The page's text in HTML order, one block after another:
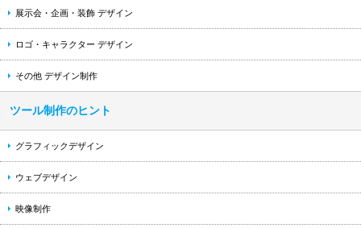
展示会・企画・装飾 デザイン
ロゴ・キャラクター デザイン
その他 デザイン制作
ツール制作のヒント
グラフィックデザイン
ウェブデザイン
映像制作